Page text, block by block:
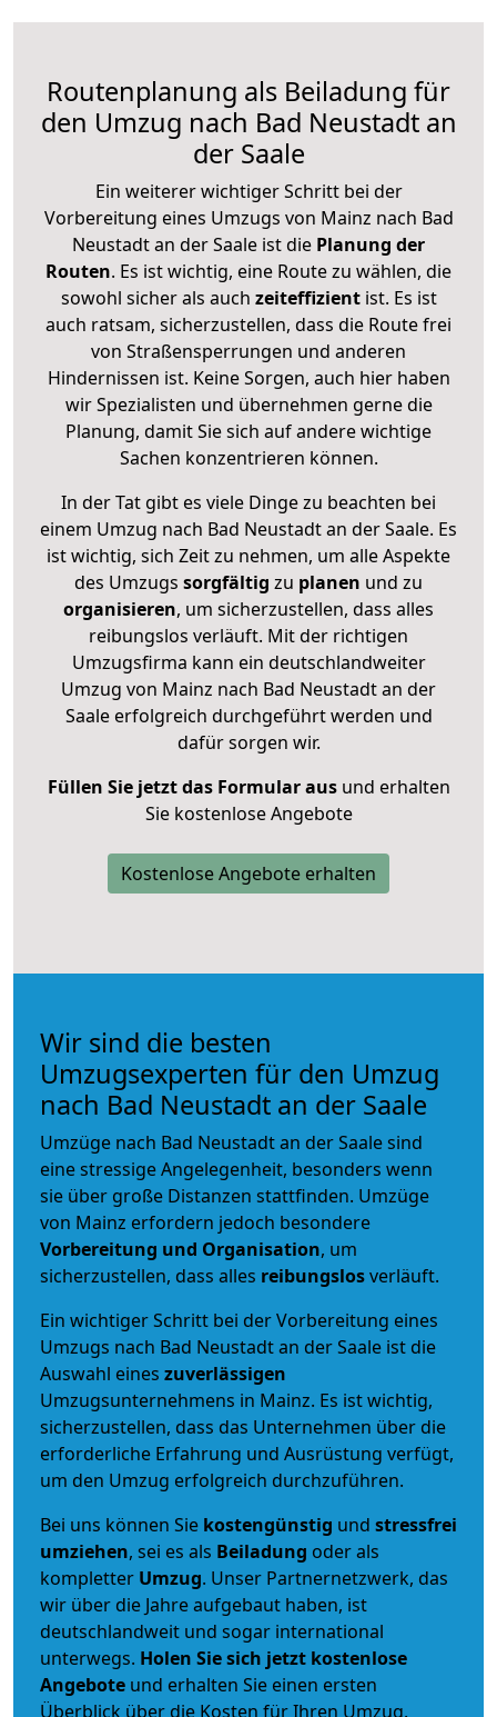
Routenplanung als Beiladung für
den Umzug nach Bad Neustadt an
der Saale
Ein weiterer wichtiger Schritt bei der
Vorbereitung eines Umzugs von Mainz nach Bad
Neustadt an der Saale ist die Planung der
Routen. Es ist wichtig, eine Route zu wählen, die
sowohl sicher als auch zeiteffizientist. Es ist
auch ratsam, sicherzustellen, dass die Route frei
von Straßensperrungen und anderen
Hindernissen ist. Keine Sorgen, auch hier haben
wir Spezialisten und übernehmen gerne die
Planung, damit Sie sich auf andere wichtige
Sachen konzentrieren können.
In der Tat gibt es viele Dinge zu beachten bei
einem Umzug nach Bad Neustadt an der Saale. Es
ist wichtig, sich Zeit zu nehmen, um alle Aspekte
des Umzugs sorgfältig zu planen und zu
organisieren, um sicherzustellen, dass alles
reibungslos verläuft. Mit der richtigen
Umzugsfirma kann ein deutschlandweiter
Umzug von Mainz nach Bad Neustadt an der
Saale erfolgreich durchgeführt werden und
dafür sorgen wir.
Füllen Sie jetzt das Formular ausund erhalten
Sie kostenlose Angebote
Kostenlose Angebote erhalten
Wir sind die besten
Umzugsexperten für den Umzug
nach Bad Neustadt an der Saale
Umzüge nach Bad Neustadt an der Saale sind
eine stressige Angelegenheit, besonders wenn
sie über große Distanzen stattfinden. Umzüge
von Mainz erfordern jedoch besondere
Vorbereitung und Organisation, um
sicherzustellen, dass alles reibungslosverläuft.
Ein wichtiger Schritt bei der Vorbereitung eines
Umzugs nach Bad Neustadt an der Saale ist die
Auswahl eines zuverlässigen
Umzugsunternehmens in Mainz. Es ist wichtig,
sicherzustellen, dass das Unternehmen über die
erforderliche Erfahrung und Ausrüstung verfügt,
um den Umzug erfolgreich durchzuführen.
Bei uns können Sie kostengünstig und stressfrei
umziehen, sei es als Beiladung oder als
kompletter Umzug. Unser Partnernetzwerk, das
wir über die Jahre aufgebaut haben, ist
deutschlandweit und sogar international
unterwegs. Holen Sie sich jetzt kostenlose
Angebote und erhalten Sie einen ersten
Überblick über die Kosten für Ihren Umzug.